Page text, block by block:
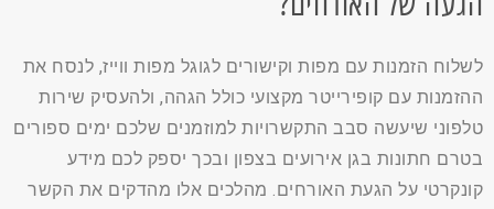
לשלוח הזמנות עם מפות וקישורים לגוגל מפות ווייז, לנסח את
ההזמנות עם קופירייטר מקצועי כולל הגהה, ולהעסיק שירות
טלפוני שיעשה סבב התקשרויות למוזמנים שלכם ימים ספורים
בטרם חתונות בגן אירועים בצפון ובכך יספק לכם מידע
קונקרטי על הגעת האורחים. מהלכים אלו מהדקים את הקשר